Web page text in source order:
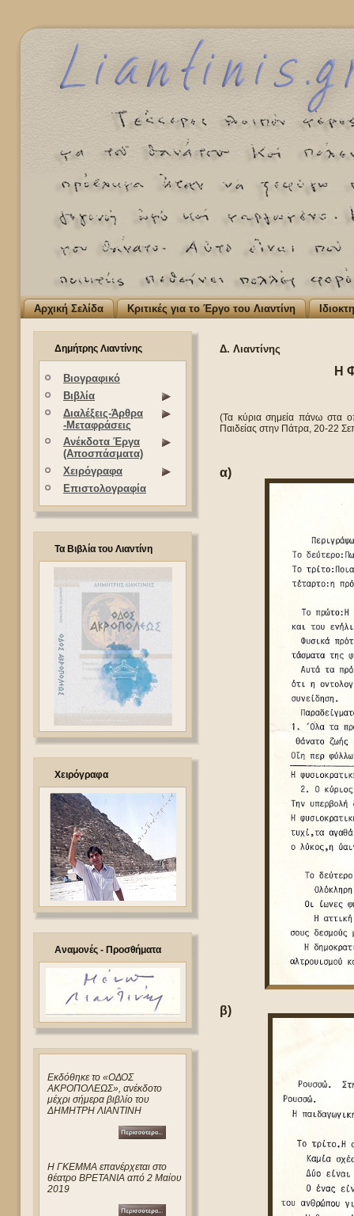
Αρχική Σελίδα Κριτικές για το Έργο του Λιαντίνη
Δημήτρης Λιαντίνης
Βιογραφικό
Βιβλία
Διαλέξεις-Άρθρα
-Μεταφράσεις
Ανέκδοτα Έργα
(Αποσπάσματα)
Χειρόγραφα
Επιστολογραφία
Τα Βιβλία του Λιαντίνη
Χειρόγραφα
Αναμονές - Προσθήματα
Eκδόθηκε το «ΟΔΟΣ
ΑΚΡΟΠΟΛΕΩΣ», ανέκδοτο
μέχρι σήμερα βιβλίο του
ΔΗΜΗΤΡΗ ΛΙΑΝΤΙΝΗ
Η ΓΚΕΜΜΑ επανέρχεται στο
θέατρο ΒΡΕΤΑΝΙΑ από 2 Μαίου
2019
Δ. Λιαντίνης
Η
(Τα κύρια σημεία πάνω στα
Παιδείας στην Πάτρα, 20-22
α)
β)